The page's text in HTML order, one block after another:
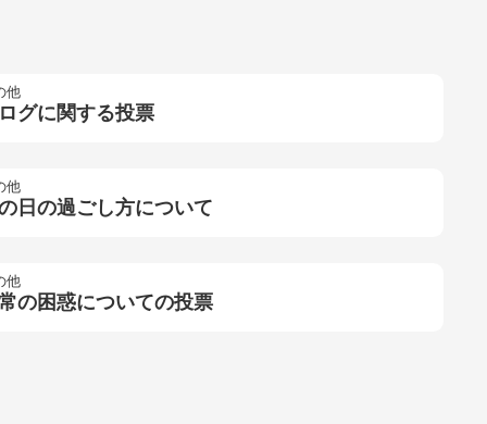
他
グに関する投票
他
日の過ごし方について
他
の困惑についての投票